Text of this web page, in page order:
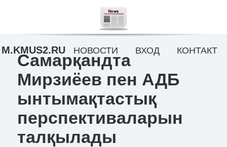
Самарқандта
Мирзиёев пен АДБ
ынтымақтастық
перспективаларын
талқылады
M.KMUS2.RU НОВОСТИ ВХОД КОНТАКТ